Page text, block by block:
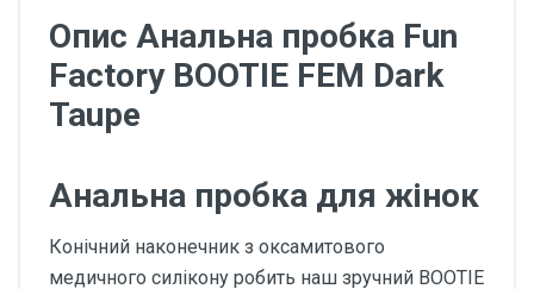
Опис Анальна пробка Fun
Factory BOOTIE FEM Dark
Taupe
Анальна пробка для жінок
Конічний наконечник з оксамитового
медичного силікону робить наш зручний BOOTIE